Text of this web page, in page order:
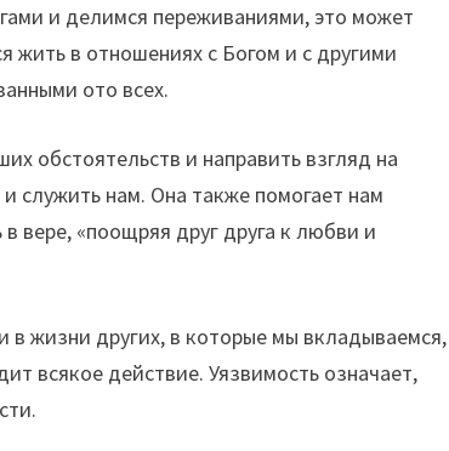
и делимся переживаниями, это может
жить в отношениях с Богом и с другими
ото всех.
обстоятельств и направить взгляд на
служить нам. Она также помогает нам
вере, «поощряя друг друга к любви и
жизни других, в которые мы вкладываемся,
всякое действие. Уязвимость означает,